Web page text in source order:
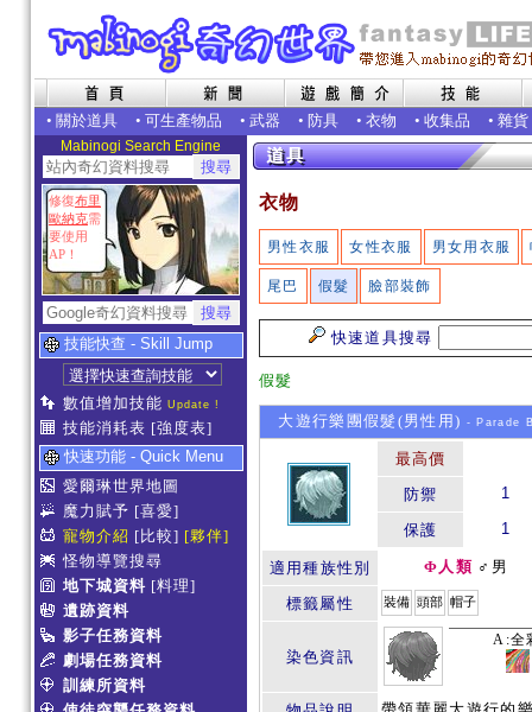
• 關於道具 • 可生產物品 • 武器 • 防具 • 衣物 • 收集品 • 雜貨
Mabinogi Search Engine
修復布里
歐納克需
要使用
AP！
技能快查 - Skill Jump
數值增加技能 Update !
技能消耗表 [強度表]
快速功能 - Quick Menu
愛爾琳世界地圖
魔力賦予 [喜愛]
寵物介紹 [比較] [夥伴]
怪物導覽搜尋
地下城資料 [料理]
遺跡資料
影子任務資料
劇場任務資料
訓練所資料
衣物
男性衣服 女性衣服 男女用衣服
尾巴 假髮 臉部裝飾
快速道具搜尋
假髮
大遊行樂團假髮(男性用) - Parade
最高價
防禦
1
保護 1
適用種族性別 Φ人類 ♂男
標籤屬性 裝備 頭部 帽子
染色資訊
A:全